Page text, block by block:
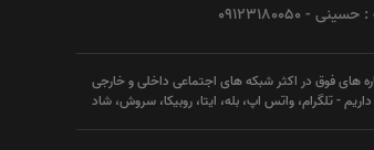
- 09123180050
های فوق در اکثر شبکه های اجتماعی داخلی و خارجی
- تلگرام، واتس اپ، بله، ایتا، روبیکا، سروش، شاد